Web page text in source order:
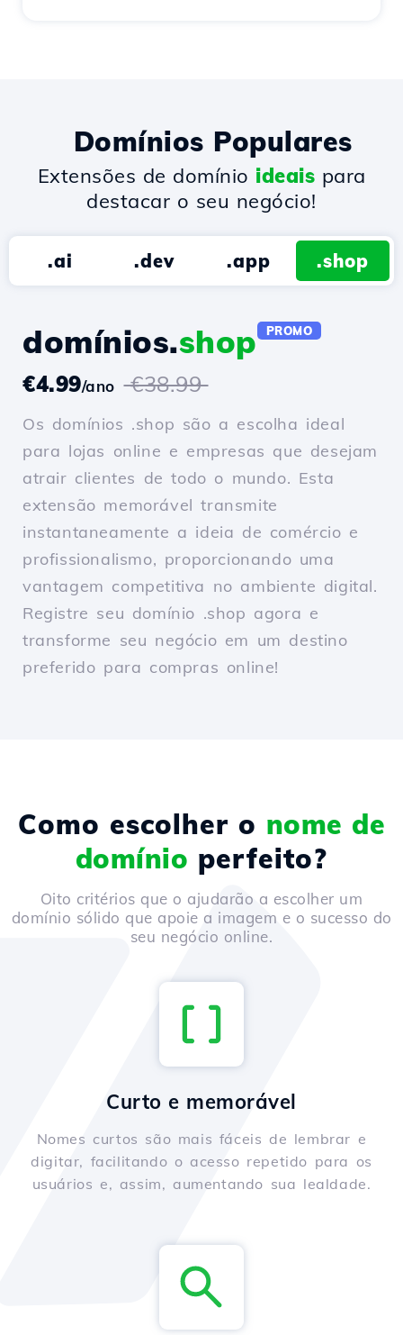
Domínios Populares
Extensões de domínio ideais para
destacar o seu negócio!
.ai .dev .app .shop
domínios.shop PROMO
€4.99/ano €38.99
Os domínios .shop são a escolha ideal
para lojas online e empresas que desejam
atrair clientes de todo o mundo. Esta
extensão memorável transmite
instantaneamente a ideia de comércio e
profissionalismo, proporcionando uma
vantagem competitiva no ambiente digital.
Registre seu domínio .shop agora e
transforme seu negócio em um destino
preferido para compras online!
Como escolher o nome de
domínio perfeito?
Oito critérios que o ajudarão a escolher um
domínio sólido que apoie a imagem e o sucesso do
seu negócio online.
Curto e memorável
Nomes curtos são mais fáceis de lembrar e
digitar, facilitando o acesso repetido para os
usuários e, assim, aumentando sua lealdade.